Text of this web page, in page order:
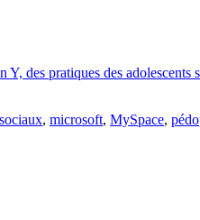
des pratiques des
, microsoft, MySpace,